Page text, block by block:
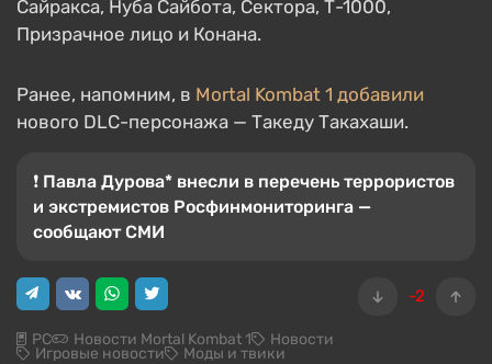
Сайракса, Нуба Сайбота, Сектора, Т-1000,
Призрачное лицо и Конана.
Ранее, напомним, в Mortal Kombat 1 добавили
нового DLC-персонажа — Такеду Такахаши.
❗️ Павла Дурова* внесли в перечень террористов
и экстремистов Росфинмониторинга —
сообщают СМИ
-2
PC Новости Mortal Kombat 1 Новости
Игровые новости Моды и твики